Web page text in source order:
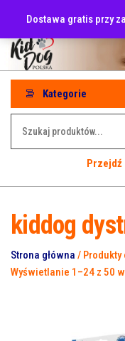
treści
Dostawa gratis przy
Kategorie
Przejdź
kiddog
Strona główna / Produkty
Wyświetlanie 1–24 z 50